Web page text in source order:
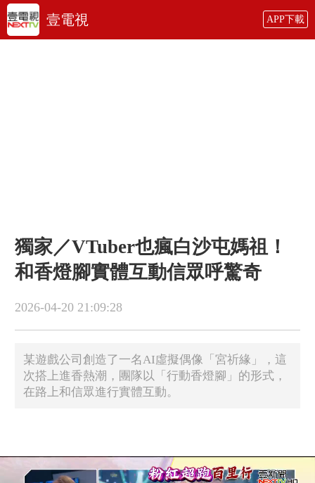
壹電視 APP下載
獨家／VTuber也瘋白沙屯媽祖！
和香燈腳實體互動信眾呼驚奇
2026-04-20 21:09:28
某遊戲公司創造了一名AI虛擬偶像「宮祈緣」，這
次搭上進香熱潮，團隊以「行動香燈腳」的形式，
在路上和信眾進行實體互動。